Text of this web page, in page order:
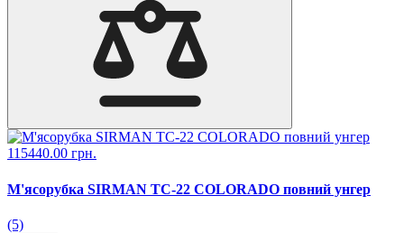
115440.00 грн.
М'ясорубка SIRMAN TC-22 COLORADO повний унгер
(5)